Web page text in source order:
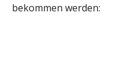
bekommen werden: